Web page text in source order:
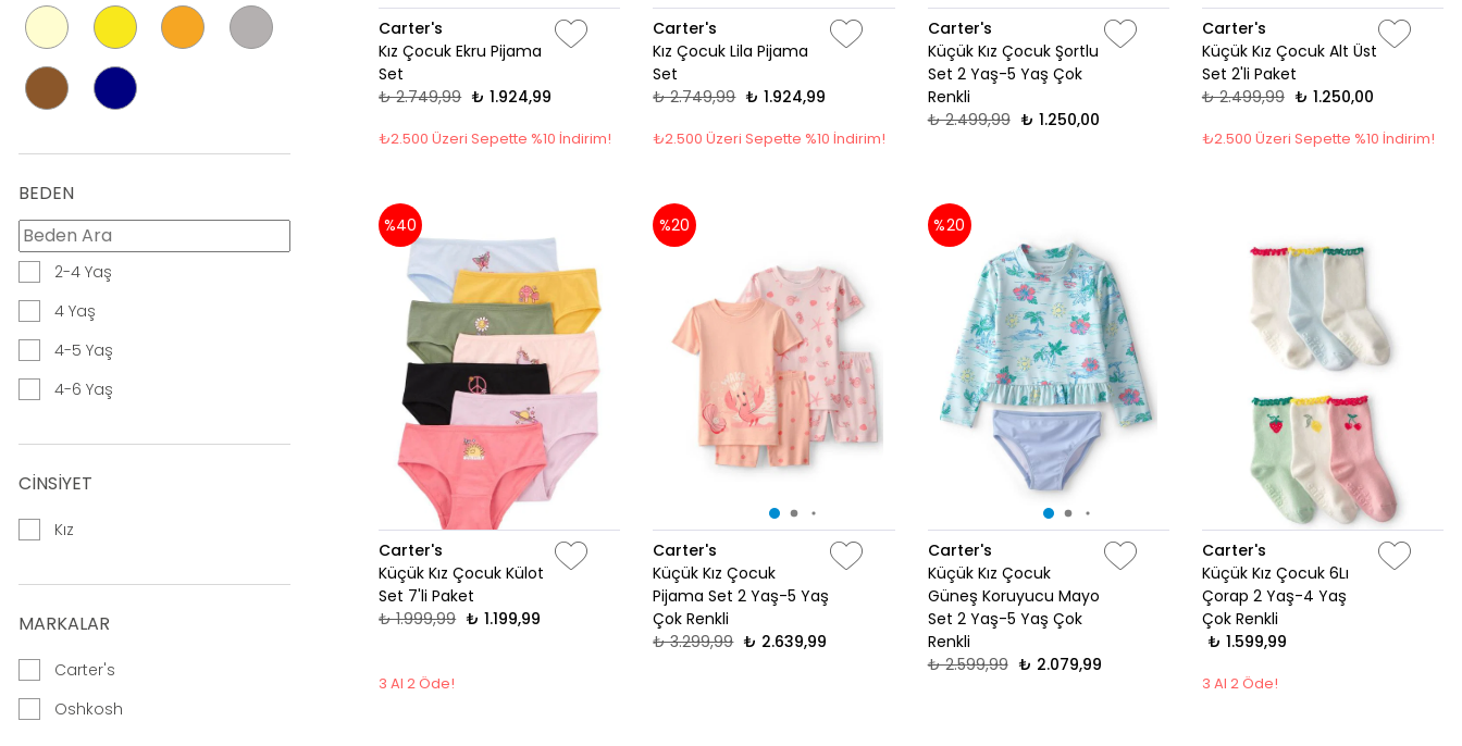
Sweatshirt
Tişört
Tulum
BEDEN
2-4 Yaş
4 Yaş
4-5 Yaş
4-6 Yaş
CİNSİYET
Kız
MARKALAR
Carter's
Oshkosh
Carter's
Kız Çocuk Ekru Pijama
Set
₺ 2.749,99 ₺ 1.924,99
₺2.500 Üzeri Sepette %10 İndirim!
Carter's
Kız Çocuk Lila Pijama
Set
₺ 2.749,99 ₺ 1.924,99
₺2.500 Üzeri Sepette %10 İndirim!
Carter's
Küçük Kız Çocuk Şortlu
Set 2 Yaş-5 Yaş Çok
Renkli
₺ 2.499,99 ₺ 1.250,00
Carter's
Küçük Kız Çocuk Alt Üst
Set 2'li Paket
₺ 2.499,99 ₺ 1.250,00
₺2.500 Üzeri Sepette %10 İndirim!
%40
Carter's
Küçük Kız Çocuk Külot
Set 7'li Paket
₺ 1.999,99 ₺ 1.199,99
3 Al 2 Öde!
%20
Carter's
Küçük Kız Çocuk
Pijama Set 2 Yaş-5 Yaş
Çok Renkli
₺ 3.299,99 ₺ 2.639,99
%20
Carter's
Küçük Kız Çocuk
Güneş Koruyucu Mayo
Set 2 Yaş-5 Yaş Çok
Renkli
₺ 2.599,99 ₺ 2.079,99
Carter's
Küçük Kız Çocuk 6Lı
Çorap 2 Yaş-4 Yaş
Çok Renkli
₺ 1.599,99
3 Al 2 Öde!